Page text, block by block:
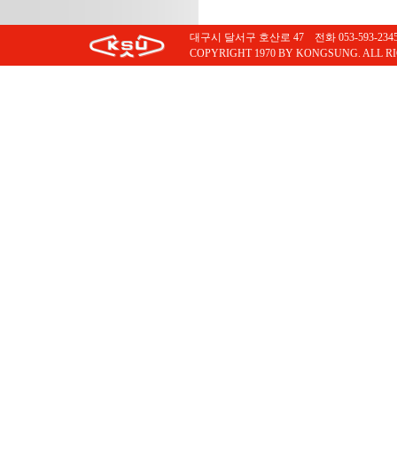
대구시 달서구 호산로 47 전화 053-593-
COPYRIGHT 1970 BY KONGSUNG. ALL